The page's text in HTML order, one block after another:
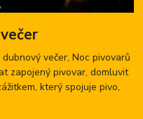
večer, Noc pivovarů
zapojený pivovar, domluvit
který spojuje pivo,